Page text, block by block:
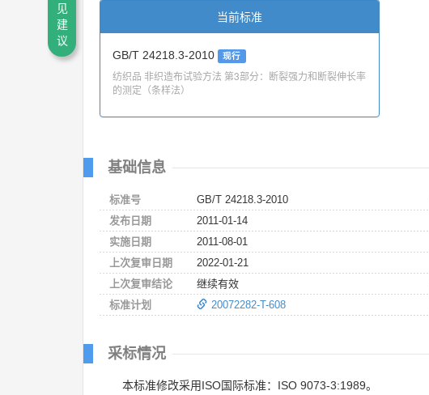
当前标准
GB/T 24218.3-2010 现行
纺织品 非织造布试验方法 第3部分：断裂强力和断裂伸长率
的测定（条样法）
基础信息
标准号
GB/T 24218.3-2010
发布日期
2011-01-14
实施日期
2011-08-01
上次复审日期
2022-01-21
上次复审结论
继续有效
标准计划
20072282-T-608
采标情况
本标准修改采用ISO国际标准：ISO 9073-3:1989。
见
建
议